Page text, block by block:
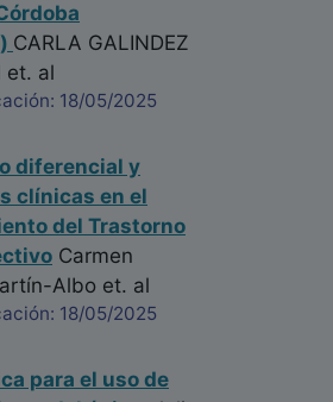
CARLA GALINDEZ
et. al
18/05/2025
diferencial y
clínicas en el
del Trastorno
Carmen
Albo et. al
18/05/2025
para el uso de